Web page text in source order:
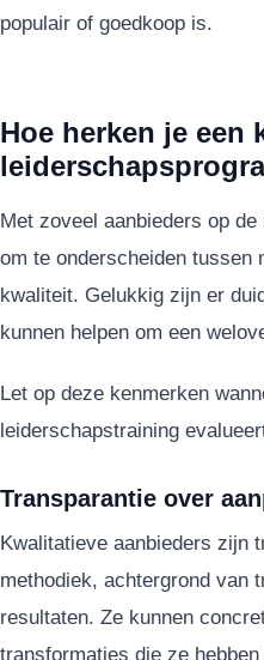
populair of goedkoop is.
Hoe herken je een
Met zoveel aanbieders op
om te onderscheiden tussen
kwaliteit. Gelukkig zijn er
kunnen helpen om een
Let op deze kenmerken
leiderschapstraining
Transparantie over
Kwalitatieve aanbieders zijn
methodiek, achtergrond van
resultaten. Ze kunnen
transformaties die ze